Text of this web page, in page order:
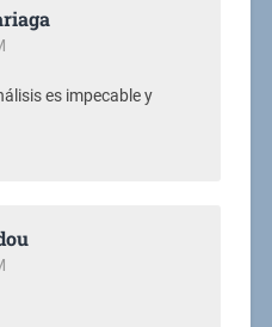
es impecable y